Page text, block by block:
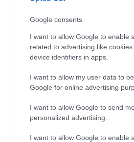
Google consents
I want to allow Google to enable
related to advertising like
device identifiers in apps.
I want to allow my user data to
Google for online advertising
I want to allow Google to send me
personalized advertising.
I want to allow Google to enable
ricordo di
5 Agosto 2026